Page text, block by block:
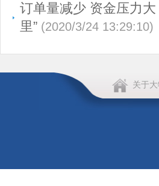
订单量减少 资金压力
里” (2020/3/24 13:29:10)
关于